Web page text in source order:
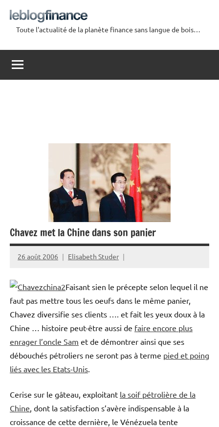
contenu
Blog
Finance
Toute l'actualité de la planète finance sans langue de bois…
Chavez met la Chine dans son panier
26 août 2006 Elisabeth Studer
Faisant sien le précepte selon lequel il ne
faut pas mettre tous les oeufs dans le même panier,
Chavez diversifie ses clients …. et fait les yeux doux à la
Chine … histoire peut-être aussi de faire encore plus
enrager l’oncle Sam et de démontrer ainsi que ses
débouchés pétroliers ne seront pas à terme pied et poing
liés avec les Etats-Unis
Cerise sur le gâteau, exploitant la soif pétrolière de la
Chine , dont la satisfaction s’avère indispensable à la
croissance de cette dernière, le Vénézuela tente